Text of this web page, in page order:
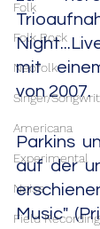
Folk
Folk Rock
Neofolk
Singer/
Americana
Experimental
Noise
Field
mit
von 2007.
Parkins
auf der
Music"